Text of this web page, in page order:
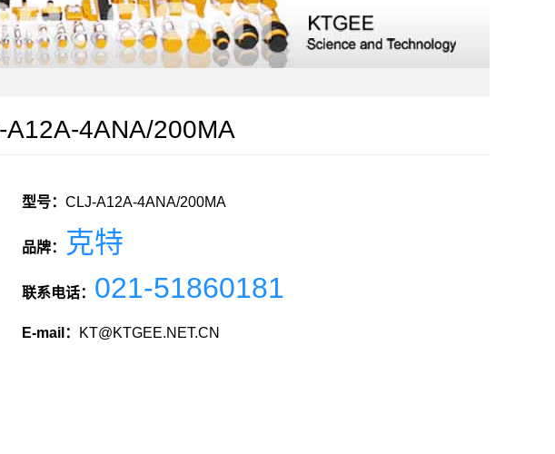
A12A-4ANA/200MA
型号： CLJ-A12A-4ANA/200MA
品牌： 克特
联系电话： 021-51860181
E-mail： KT@KTGEE.NET.CN